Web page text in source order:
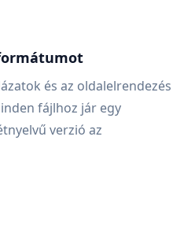
és az oldalelrendezés
fájlhoz jár egy
verzió az